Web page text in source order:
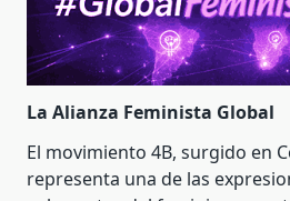
La Alianza Feminista Global
El movimiento 4B, surgido en
representa una de las